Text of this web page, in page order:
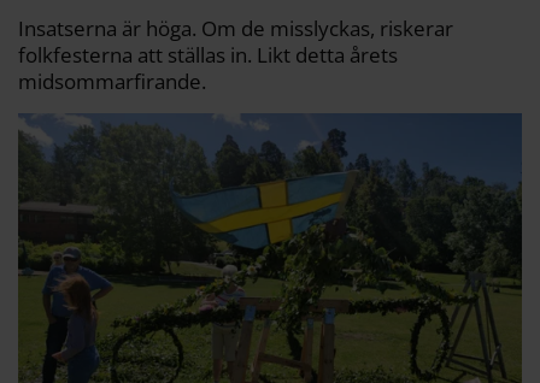
Insatserna är höga. Om de misslyckas, riskerar
folkfesterna att ställas in. Likt detta årets
midsommarfirande.